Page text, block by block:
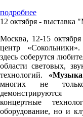
подробнее
12 октября -
Москва, 12-15
центр
здесь соберутся
области световых,
технологий.
многих не
концертные
оборудование, но и